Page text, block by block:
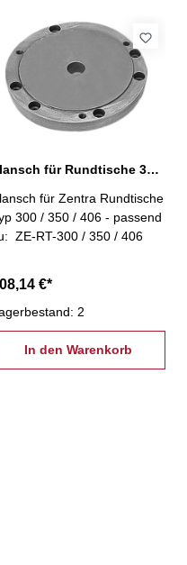
Flansch für Rundtische 300/350/406
für Zentra Rundtische
300 / 350 / 406 - passend
ZE-RT-300 / 350 / 406
€*
2
In den Warenkorb